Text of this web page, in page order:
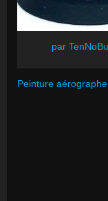
par
Peinture aérographe